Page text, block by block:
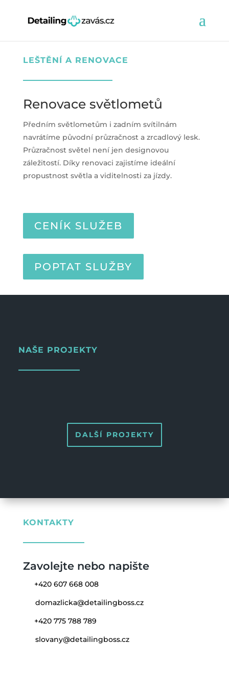
LEŠTĚNÍ A RENOVACE
Renovace světlometů
Předním světlometům i zadním svítilnám
navrátíme původní průzračnost a zrcadlový lesk.
Průzračnost světel není jen designovou
záležitostí. Díky renovaci zajistíme ideální
propustnost světla a viditelnosti za jízdy.
CENÍK SLUŽEB
POPTAT SLUŽBY
NAŠE PROJEKTY
DALŠÍ PROJEKTY
KONTAKTY
Zavolejte nebo napište
+420 607 668 008
domazlicka@detailingboss.cz
+420 775 788 789
slovany@detailingboss.cz